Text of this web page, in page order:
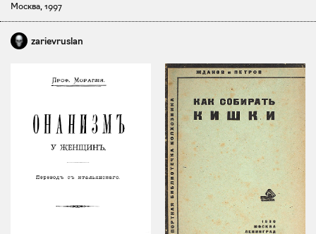
Москва, 1997
zarievruslan